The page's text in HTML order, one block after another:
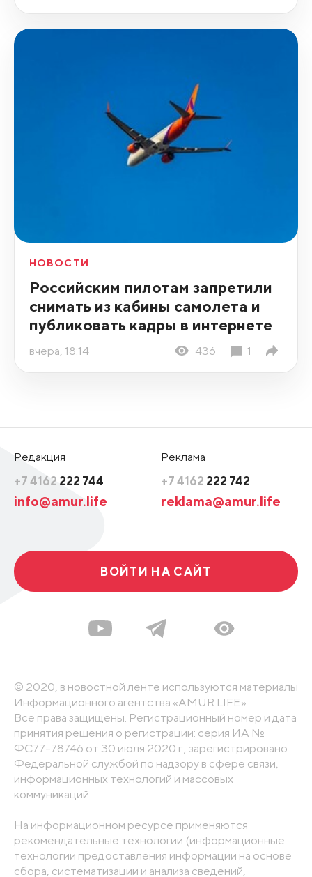
НОВОСТИ
Российским пилотам запретили
снимать из кабины самолета и
публиковать кадры в интернете
вчера, 18:14 436 1
Редакция
+7 4162 222 744
info@amur.life
Реклама
+7 4162 222 742
reklama@amur.life
ВОЙТИ НА САЙТ
© 2020, в новостной ленте используются материалы
Информационного агентства «AMUR.LIFE».
Все права защищены. Регистрационный номер и дата
принятия решения о регистрации: серия ИА №
ФС77-78746 от 30 июля 2020 г., зарегистрировано
Федеральной службой по надзору в сфере связи,
информационных технологий и массовых
коммуникаций
На информационном ресурсе применяются
рекомендательные технологии (информационные
технологии предоставления информации на основе
сбора, систематизации и анализа сведений,